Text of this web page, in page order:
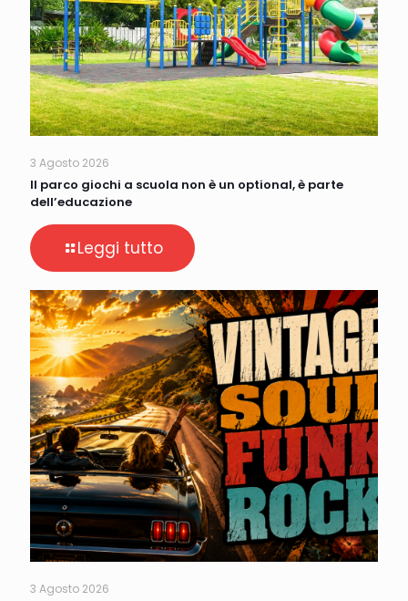
3 Agosto 2026
Il parco giochi a scuola non è un optional, è parte
dell’educazione
Leggi tutto
3 Agosto 2026